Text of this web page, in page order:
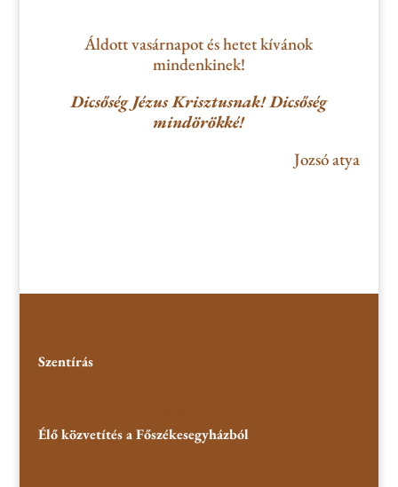
Áldott vasárnapot és hetet kívánok
mindenkinek!
Dicsőség Jézus Krisztusnak! Dicsőség
mindörökké!
Jozsó atya
Szentírás
Élő közvetítés a Főszékesegyházból